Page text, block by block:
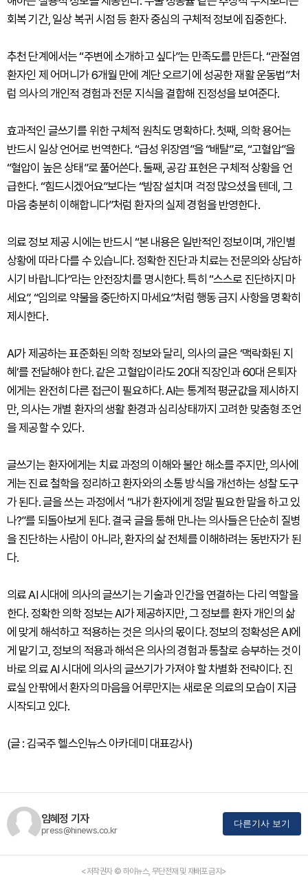
회복 기간, 일상 복귀 시점 등 환자 중심의 구체적 정보에 집중한다.
추천 단계에서는 “주변에 소개하고 싶다”는 만족도를 만든다. “관절염
환자인 제 어머니가 6개월 만에 계단 오르기에 성공한 재활 운동법”처
럼 의사의 개인적 경험과 전문 지식을 결합해 진정성을 보여준다.
효과적인 글쓰기를 위한 구체적 원칙도 명확하다. 첫째, 의학 용어는
반드시 일상 언어로 번역한다. “급성 위장염”을 “배탈”로, “고혈압”을
“혈압이 높은 상태”로 풀어쓴다. 둘째, 공감 표현은 구체적 상황을 언
급한다. “힘드시겠어요”보다는 “밤잠 설치며 걱정 많으셨을 텐데, 그
마음 충분히 이해합니다”처럼 환자의 실제 경험을 반영한다.
의료 정보 제공 시에는 반드시 “본 내용은 일반적인 정보이며, 개인별
상황에 따라 다를 수 있습니다. 정확한 진단과 치료는 전문의와 상담하
시기 바랍니다”라는 안전장치를 명시한다. 특히 “스스로 진단하지 마
세요”, “임의로 약물을 중단하지 마세요”처럼 행동 금지 사항을 명확히
제시한다.
AI가 제공하는 표준화된 의학 정보와 달리, 의사의 글은 ‘맥락화된 지
혜’를 전달해야 한다. 같은 고혈압이라도 20대 직장인과 60대 은퇴자
에게는 완전히 다른 접근이 필요하다. AI는 통계적 평균값을 제시하지
만, 의사는 개별 환자의 생활 환경과 심리상태까지 고려한 맞춤형 조언
을 제공할 수 있다.
글쓰기는 환자에게는 치료 과정의 이해와 불안 해소를 주지만, 의사에
게는 진료 철학을 정리하고 환자와의 소통 방식을 개선하는 성찰 도구
가 된다. 글을 쓰는 과정에서 “내가 환자에게 정말 필요한 말을 하고 있
나?”를 되돌아보게 된다. 결국 글을 통해 만나는 의사들은 단순히 질병
을 진단하는 사람이 아니라, 환자의 삶 전체를 이해하려는 동반자가 된
다.
의료 AI 시대에 의사의 글쓰기는 기술과 인간을 연결하는 다리 역할을
한다. 정확한 의학 정보는 AI가 제공하지만, 그 정보를 환자 개인의 삶
에 맞게 해석하고 적용하는 것은 의사의 몫이다. 정보의 정확성은 AI에
게 맡기고, 정보의 적용과 해석은 의사의 경험과 통찰로 승부하는 것이
바로 의료 AI 시대에 의사의 글쓰기가 가져야 할 차별화 전략이다. 진
료실 안팎에서 환자의 마음을 어루만지는 새로운 의료의 모습이 지금
시작되고 있다.
(글 : 김국주 헬스인뉴스 아카데미 대표강사)
임혜정 기자
press@hinews.co.kr
다른기사 보기
<저작권자 © 하이뉴스, 무단전재 및 재배포 금지>